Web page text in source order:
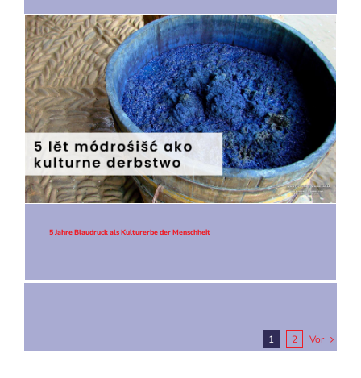
5 Jahre Blaudruck als Kulturerbe der Menschheit
1 2 Vor